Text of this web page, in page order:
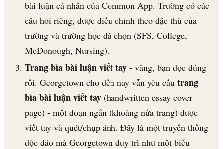
bài luận cá nhân của Common App. Trường có các
câu hỏi riêng, được điều chỉnh theo đặc thù của
trường và trường học đã chọn (SFS, College,
McDonough, Nursing).
Trang bìa bài luận viết tay- vâng, bạn đọc đúng
rồi. Georgetown cho đến nay vẫn yêu cầu trang
bìa bài luận viết tay(handwritten essay cover
page) - một đoạn ngắn (khoảng nửa trang) được
viết tay và quét/chụp ảnh. Đây là một truyền thống
độc đáo mà Georgetown duy trì như một biểu